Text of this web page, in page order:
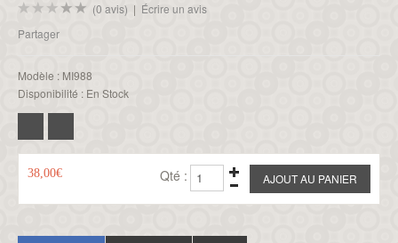
(0 avis) | Écrire un avis
Partager
Modèle : MI988
Disponibilité : En Stock
38,00€ Qté :